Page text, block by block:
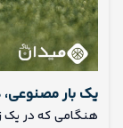
یک بار
هنگامی که در یک